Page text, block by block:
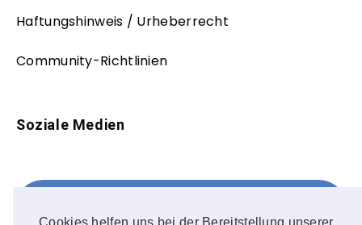
Cookies helfen uns bei der Bereitstellung unserer
Haftungshinweis / Urheberrecht
Community-Richtlinien
Soziale Medien
FOLLOW ME!